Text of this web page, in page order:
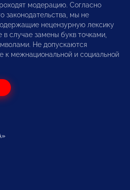
модерацию. Согласно
законодательства, мы не
нецензурную лексику
случае замены букв точками,
Не допускаются
к межнациональной и социальной